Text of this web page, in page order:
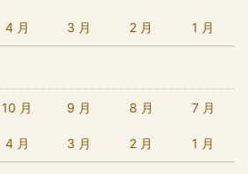
4 月 3 月 2 月 1 月
10 月 9 月 8 月 7 月
4 月 3 月 2 月 1 月